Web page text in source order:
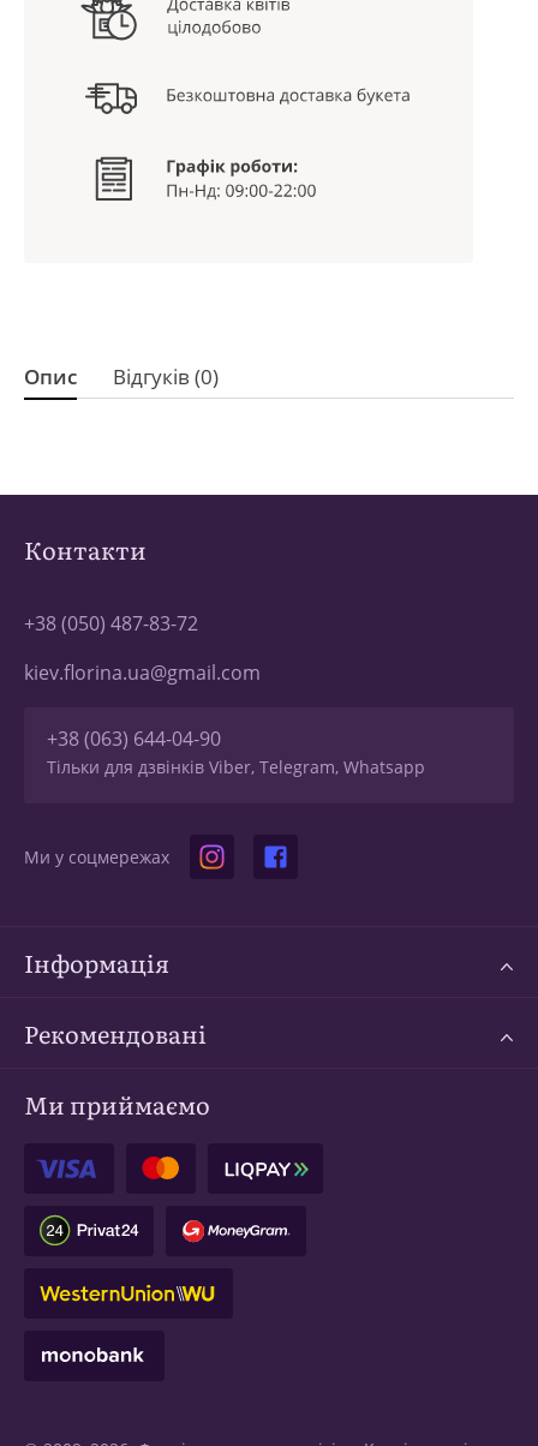
Опис Відгуків (0)
Контакти
+38 (050) 487-83-72
kiev.florina.ua@gmail.com
+38 (063) 644-04-90
Тільки для дзвінків Viber, Telegram, Whatsapp
Ми у соцмережах
Інформація
Рекомендовані
Ми приймаємо